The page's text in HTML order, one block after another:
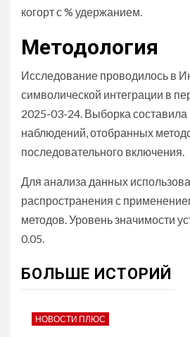
когорт с % удержанием.
Методология
Исследование проводилось в
символической интеграции в
2025-03-24. Выборка составила
наблюдений, отобранных
последовательного включения.
Для анализа данных
распространения с
методов. Уровень значимости
0.05.
БОЛЬШЕ ИСТОРИЙ
НОВОСТИ ПЛЮС